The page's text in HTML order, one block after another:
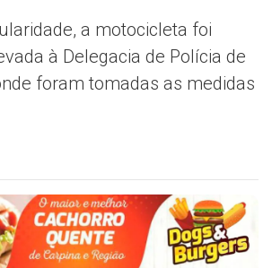
a motocicleta foi
à Delegacia de Polícia de
foram tomadas as medidas